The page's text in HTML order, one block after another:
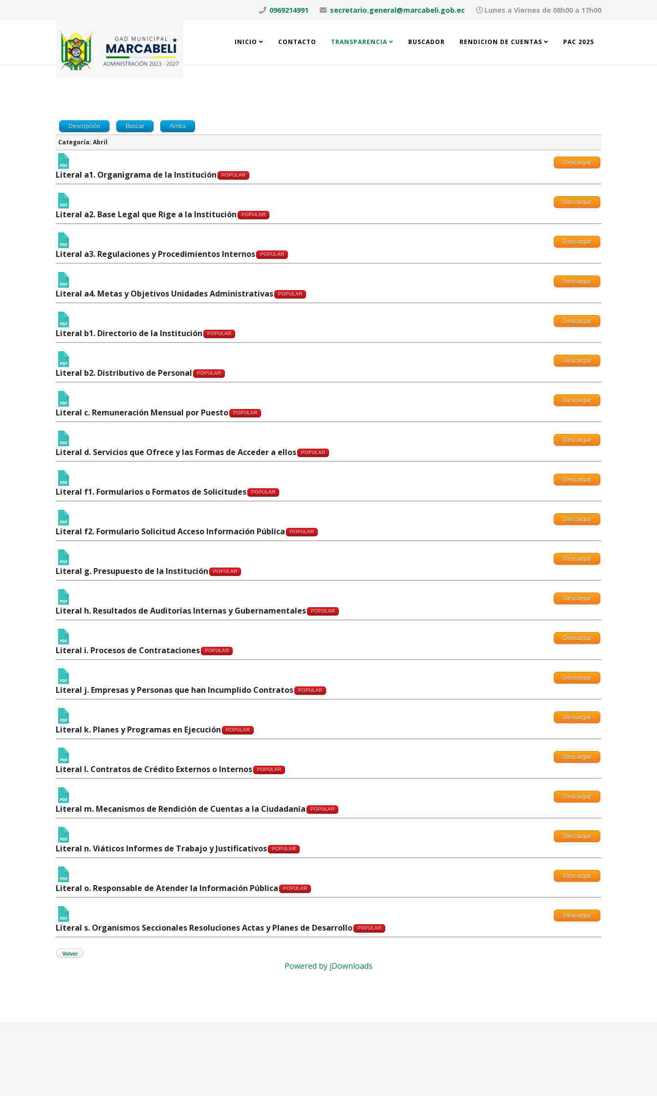
0969214991 secretario.general@marcabeli.gob.ec Lunes a Viernes de 08h00 a 17h00
INICIO CONTACTO TRANSPARENCIA BUSCADOR RENDICION DE CUENTAS PAC 2025
Descripción Buscar Arriba
Categoría: Abril
Literal a1. Organigrama de la Institución POPULAR
Descargar
Literal a2. Base Legal que Rige a la Institución POPULAR
Descargar
Literal a3. Regulaciones y Procedimientos Internos POPULAR
Descargar
Literal a4. Metas y Objetivos Unidades Administrativas POPULAR
Descargar
Literal b1. Directorio de la Institución POPULAR
Descargar
Literal b2. Distributivo de Personal POPULAR
Descargar
Literal c. Remuneración Mensual por Puesto POPULAR
Descargar
Literal d. Servicios que Ofrece y las Formas de Acceder a ellos POPULAR
Descargar
Literal f1. Formularios o Formatos de Solicitudes POPULAR
Descargar
Literal f2. Formulario Solicitud Acceso Información Pública POPULAR
Descargar
Literal g. Presupuesto de la Institución POPULAR
Descargar
Literal h. Resultados de Auditorias Internas y Gubernamentales POPULAR
Descargar
Literal i. Procesos de Contrataciones POPULAR
Descargar
Literal j. Empresas y Personas que han Incumplido Contratos POPULAR
Descargar
Literal k. Planes y Programas en Ejecución POPULAR
Descargar
Literal l. Contratos de Crédito Externos o Internos POPULAR
Descargar
Literal m. Mecanismos de Rendición de Cuentas a la Ciudadanía POPULAR
Descargar
Literal n. Viáticos Informes de Trabajo y Justificativos POPULAR
Descargar
Literal o. Responsable de Atender la Información Pública POPULAR
Descargar
Literal s. Organismos Seccionales Resoluciones Actas y Planes de Desarrollo POPULAR
Descargar
Volver
Powered by jDownloads